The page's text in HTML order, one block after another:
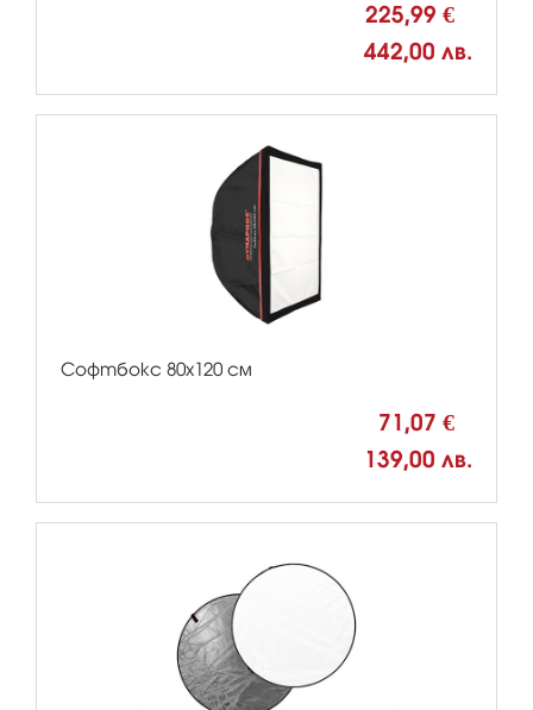
225,99 €
442,00 лв.
Софтбокс 80х120 см
71,07 €
139,00 лв.